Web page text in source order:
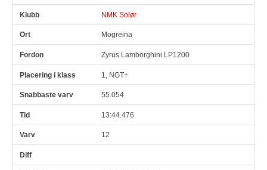
NMK Solør
Mogreina
Zyrus Lamborghini LP1200
1, NGT+
55.054
13:44.476
12